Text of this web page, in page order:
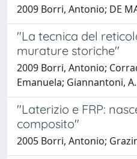
2009 Borri, Antonio; DE
"La tecnica del
murature storiche"
2009 Borri, Antonio;
Emanuela; Giannantoni, A.
"Laterizio e FRP:
composito"
2005 Borri, Antonio;